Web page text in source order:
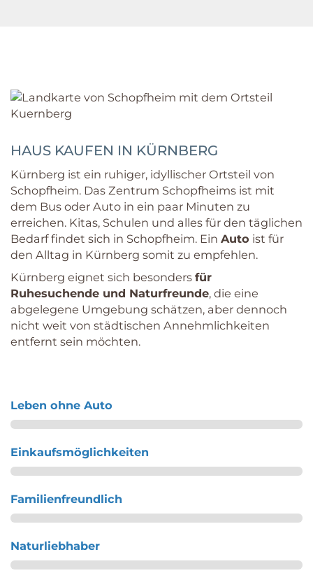
HAUS KAUFEN IN KÜRNBERG
Kürnberg ist ein ruhiger, idyllischer Ortsteil von
Schopfheim. Das Zentrum Schopfheims ist mit
dem Bus oder Auto in ein paar Minuten zu
erreichen. Kitas, Schulen und alles für den täglichen
Bedarf findet sich in Schopfheim. Ein Auto ist für
den Alltag in Kürnberg somit zu empfehlen.
Kürnberg eignet sich besonders für
Ruhesuchende und Naturfreunde, die eine
abgelegene Umgebung schätzen, aber dennoch
nicht weit von städtischen Annehmlichkeiten
entfernt sein möchten.
Leben ohne Auto
Einkaufsmöglichkeiten
Familienfreundlich
Naturliebhaber